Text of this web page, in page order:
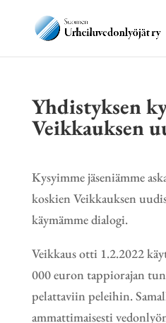
Yhdistyksen
Veikkauksen
Kysyimme jäseniämme
koskien Veikkauksen
käymämme dialogi.
Veikkaus otti 1.2.2022
000 euron tappiorajan
pelattaviin peleihin.
ammattimaisesti